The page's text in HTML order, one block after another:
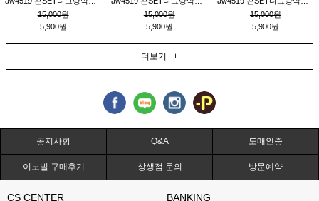
15,000원
5,900원
15,000원
5,900원
15,000원
5,900원
더보기 +
공지사항 Q&A 도매인증
이노빌 구매후기 상생점 문의 방문예약
CS CENTER BANKING